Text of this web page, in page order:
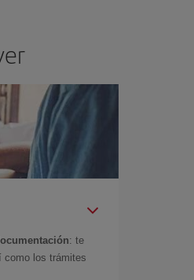
: te
como los trámites